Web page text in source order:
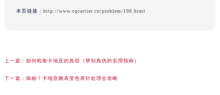
本页链接： http://www.cqcartier.cn/problem/190.html
上一篇： 如何检验卡地亚的真假（辨别真伪的实用指南）
下一篇： 揭秘！卡地亚腕表变色表针处理全攻略